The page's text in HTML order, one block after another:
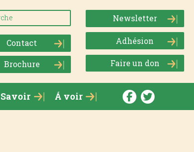
Contact
Brochure
Newsletter
Adhésion
Faire un don
Savoir Á voir